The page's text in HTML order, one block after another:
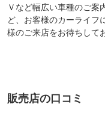
Ｖなど幅広い車種のご案
ど、お客様のカーライフ
様のご来店をお待ちして
販売店の口コミ